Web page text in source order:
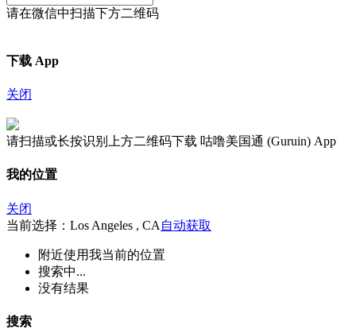
请在微信中扫描下方二维码
下载 App
关闭
请扫描或长按识别上方二维码下载 咕噜美国通 (Guruin) App
我的位置
关闭
当前选择：Los Angeles , CA 自动获取
附近使用我当前的位置
搜索中...
没有结果
搜索